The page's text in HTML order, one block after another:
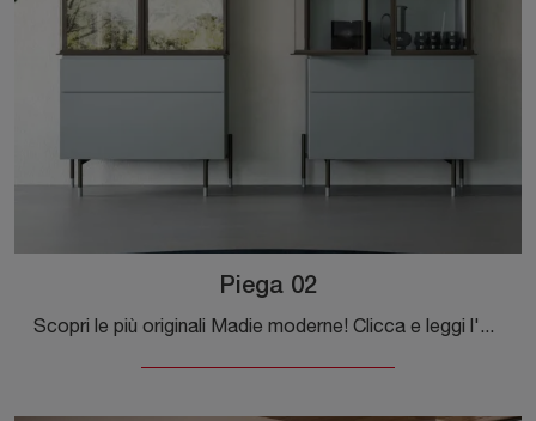
Piega 02
Scopri le più originali Madie moderne! Clicca e leggi l'articolo: madia Piega 02 in laccato opaco, soluzione pratica e sofisticata.